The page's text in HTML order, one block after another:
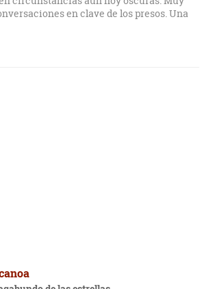
en clave de los presos. Una